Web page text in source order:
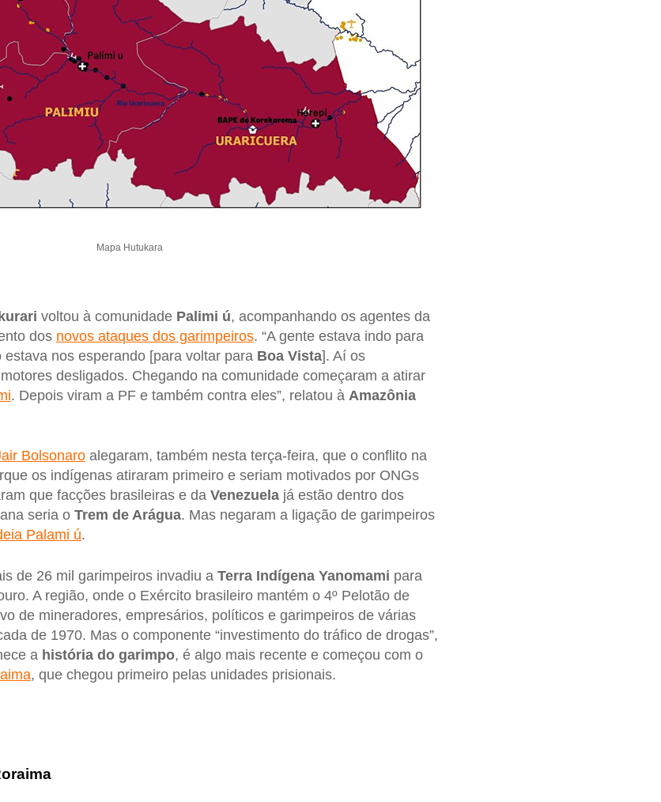
Mapa Hutukara
voltou à comunidade Palimi ú, acompanhando os agentes da
dos novos ataques dos garimpeiros. “A gente estava indo para
nos esperando [para voltar para Boa Vista]. Aí os
desligados. Chegando na comunidade começaram a atirar
. Depois viram a PF e também contra eles”, relatou à Amazônia
Bolsonaroalegaram, também nesta terça-feira, que o conflito na
os indígenas atiraram primeiro e seriam motivados por ONGs
que facções brasileiras e da Venezuelajá estão dentro dos
seria o Trem de Arágua. Mas negaram a ligação de garimpeiros
Palami ú.
de 26 mil garimpeiros invadiu a Terra Indígena Yanomami para
A região, onde o Exército brasileiro mantém o 4º Pelotão de
de mineradores, empresários, políticos e garimpeiros de várias
de 1970. Mas o componente “investimento do tráfico de drogas”,
a história do garimpo, é algo mais recente e começou com o
, que chegou primeiro pelas unidades prisionais.